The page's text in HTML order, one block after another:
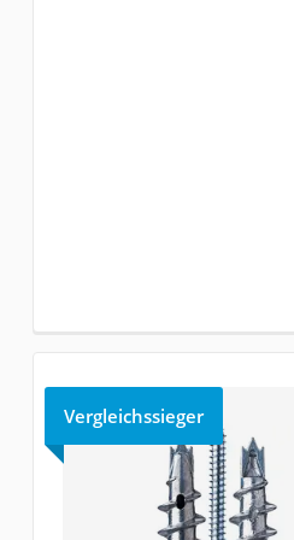
Vergleichssieger